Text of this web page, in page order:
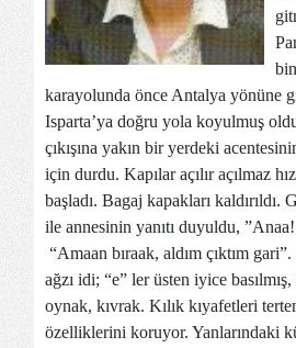
karayolunda önce Antalya yönüne
Isparta’ya doğru yola koyulmuş
çıkışına yakın bir yerdeki
için durdu. Kapılar açılır açılmaz
başladı. Bagaj kapakları kaldırıldı.
ile annesinin yanıtı duyuldu,
“Amaan bıraak, aldım çıktım
ağzı idi; “e” ler üsten iyice
oynak, kıvrak. Kılık kıyafetleri
özelliklerini koruyor. Yanlarındaki